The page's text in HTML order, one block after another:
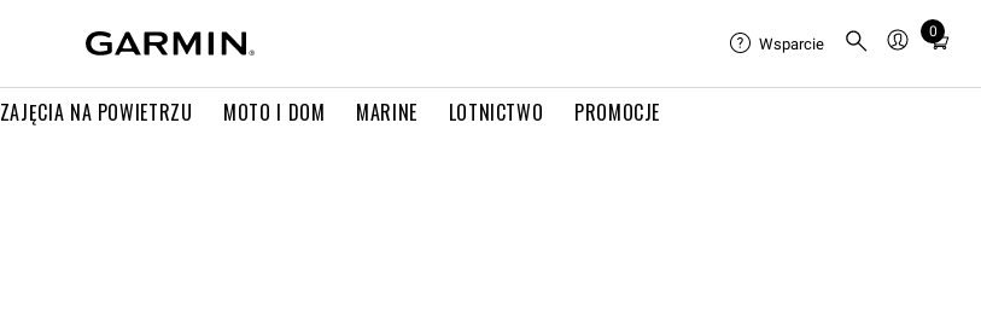
ZAJĘCIA NA POWIETRZU MOTO I DOM MARINE LOTNICTWO PROMOCJE
Wsparcie
0
Total
in